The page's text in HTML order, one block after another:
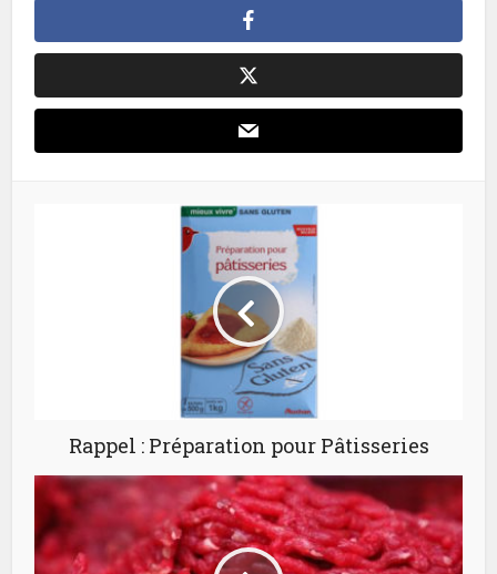
Rappel : Préparation pour Pâtisseries